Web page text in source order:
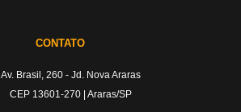
CONTATO
Av. Brasil, 260 - Jd. Nova Araras
CEP 13601-270 | Araras/SP